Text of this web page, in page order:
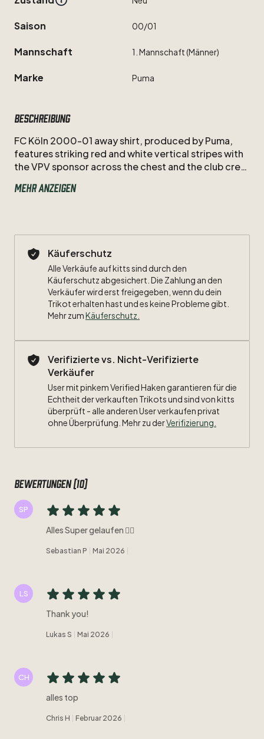
Saison 00​/​01
Mannschaft 1. Mannschaft(Männer)
Marke Puma
Beschreibung
FCKöln 2000-01 awayshirt, produced byPuma,
featuresstriking red andwhiteverticalstripeswith
theVPVsponsoracrossthechest and theclubcrest
tags) andwas
KölnfansandBundesligacollectors,combining
Mehr anzeigen
Käuferschutz
Alle Verkäufe auf kitts sind durch den
Käuferschutz abgesichert. Die Zahlung an den
Verkäufer wird erst freigegeben, wenn du dein
Trikot erhalten hast und es keine Probleme gibt.
Mehr zumKäuferschutz
Verifizierte vs. Nicht-Verifizierte
Verkäufer
User mit pinkem Verified Haken garantieren für die
Echtheit der verkauften Trikots und sind von kitts
überprüft - alle anderen User verkaufen privat
ohne Überprüfung. Mehr zu derVerifizierung.
Bewertungen (10)
SP
Alles Super gelaufen 👍🏻
Sebastian P Mai 2026
LS
Thank you!
Lukas S Mai 2026
CH
alles top
Chris H Februar 2026